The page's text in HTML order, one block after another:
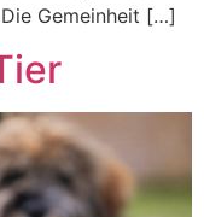
Gemeinheit […]